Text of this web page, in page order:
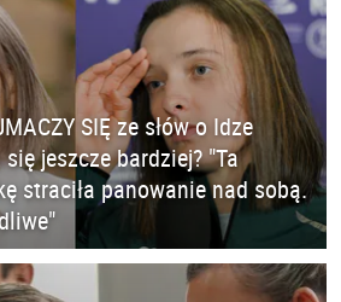
SIĘ ze słów o Idze
jeszcze bardziej? "Ta
straciła panowanie nad sobą.